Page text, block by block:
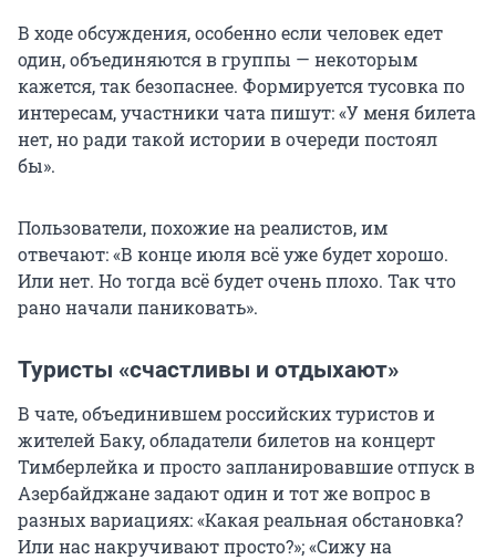
В ходе обсуждения, особенно если человек едет
один, объединяются в группы — некоторым
кажется, так безопаснее. Формируется тусовка по
интересам, участники чата пишут: «У меня билета
нет, но ради такой истории в очереди постоял
бы».
Пользователи, похожие на реалистов, им
отвечают: «В конце июля всё уже будет хорошо.
Или нет. Но тогда всё будет очень плохо. Так что
рано начали паниковать».
Туристы «счастливы и отдыхают»
В чате, объединившем российских туристов и
жителей Баку, обладатели билетов на концерт
Тимберлейка и просто запланировавшие отпуск в
Азербайджане задают один и тот же вопрос в
разных вариациях: «Какая реальная обстановка?
Или нас накручивают просто?»; «Сижу на